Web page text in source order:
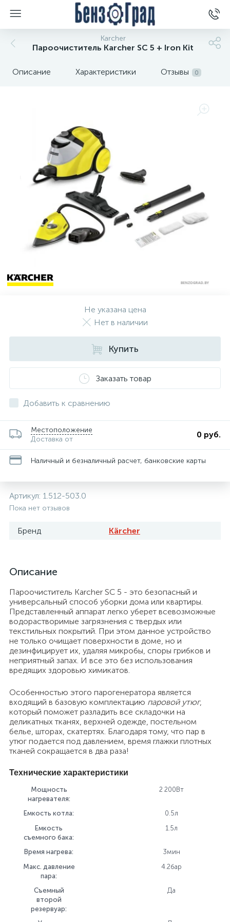
Karcher
Пароочиститель Karcher SC 5 + Iron Kit
Описание Характеристики Отзывы 0
Не указана цена
Нет в наличии
Купить
Заказать товар
Добавить к сравнению
Местоположение
Доставка от
0 руб.
Наличный и безналичный расчет, банковские карты
Артикул: 1.512-503.0
Пока нет отзывов
Бренд Kärcher
Описание
Пароочиститель Karcher SC 5 - это безопасный и
универсальный способ уборки дома или квартиры.
Представленный аппарат легко уберет всевозможные
водорастворимые загрязнения с твердых или
текстильных покрытий. При этом данное устройство
не только очищает поверхности в доме, но и
дезинфицирует их, удаляя микробы, споры грибков и
неприятный запах. И все это без использования
вредящих здоровью химикатов.
Особенностью этого парогенератора является
входящий в базовую комплектацию паровой утюг,
который поможет разладить все складочки на
деликатных тканях, верхней одежде, постельном
белье, шторах, скатертях. Благодаря тому, что пар в
утюг подается под давлением, время глажки плотных
тканей сокращается в два раза!
Технические характеристики
Мощность
нагревателя:
2 200Вт
Емкость котла:
0.5л
Емкость
съемного бака:
1.5л
Время нагрева:
3мин
Макс. давление
пара:
4.2бар
Съемный
второй
резервуар:
Да